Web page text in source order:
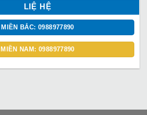
LIỆ HỆ
MIỀN BẮC: 0988977890
MIỀN NAM: 0988977890